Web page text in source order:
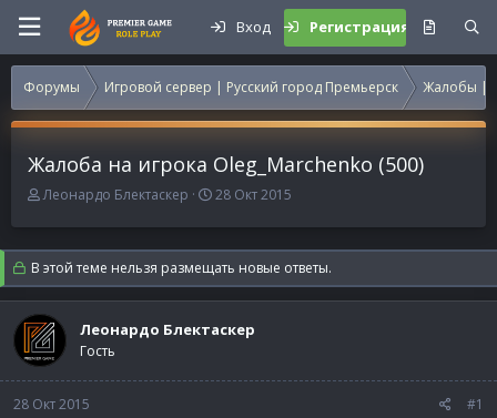
Вход Регистрация
Форумы Игровой сервер | Русский город Премьерск Жалобы |
Жалоба на игрока Oleg_Marchenko (500)
А
т
о
р
т
е
м
ы
Леонардо Блектаскер
Д
т
а
н
а
а
28 Окт 2015
В этой теме нельзя размещать новые ответы.
Леонардо Блектаскер
Гость
28 Окт 2015 #1